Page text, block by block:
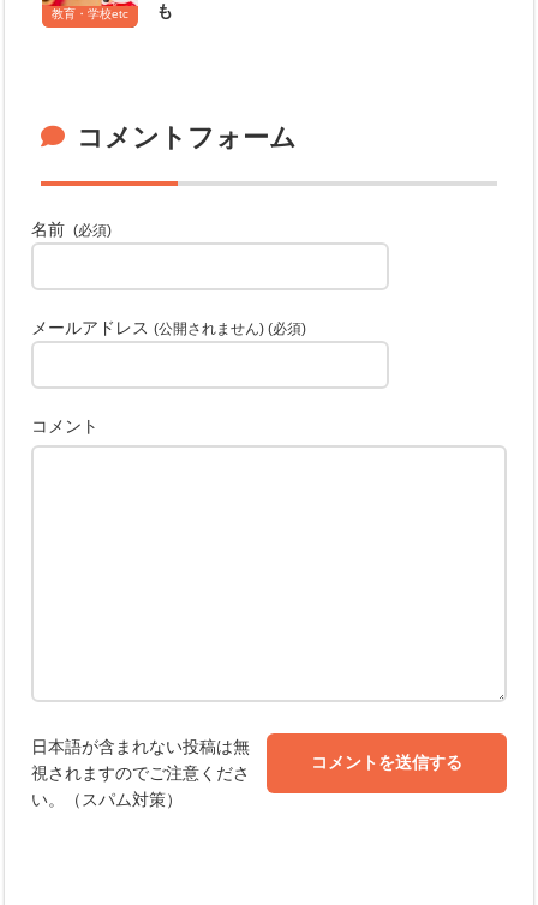
教育・学校etc
も
コメントフォーム
名前 (必須)
メールアドレス(公開されません) (必須)
コメント
日本語が含まれない投稿は無
視されますのでご注意くださ
い。（スパム対策）